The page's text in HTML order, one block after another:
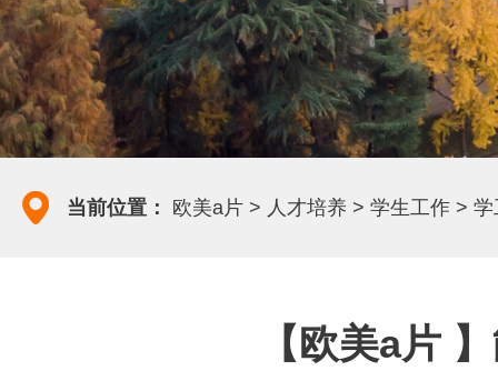
当前位置： 欧美a片 > 人才培养 > 学生工作 > 学
【欧美a片